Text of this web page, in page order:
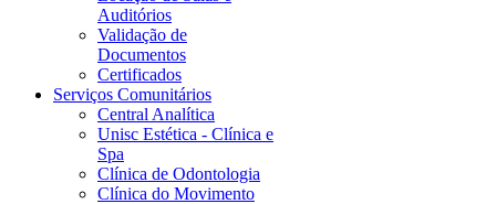
Auditórios
Validação de
Documentos
Certificados
Serviços Comunitários
Central Analítica
Unisc Estética - Clínica e
Spa
Clínica de Odontologia
Clínica do Movimento